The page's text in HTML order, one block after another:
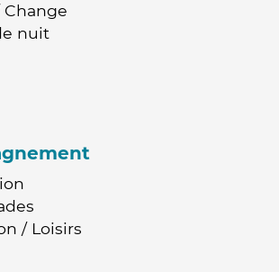
nuit
/ Loisirs